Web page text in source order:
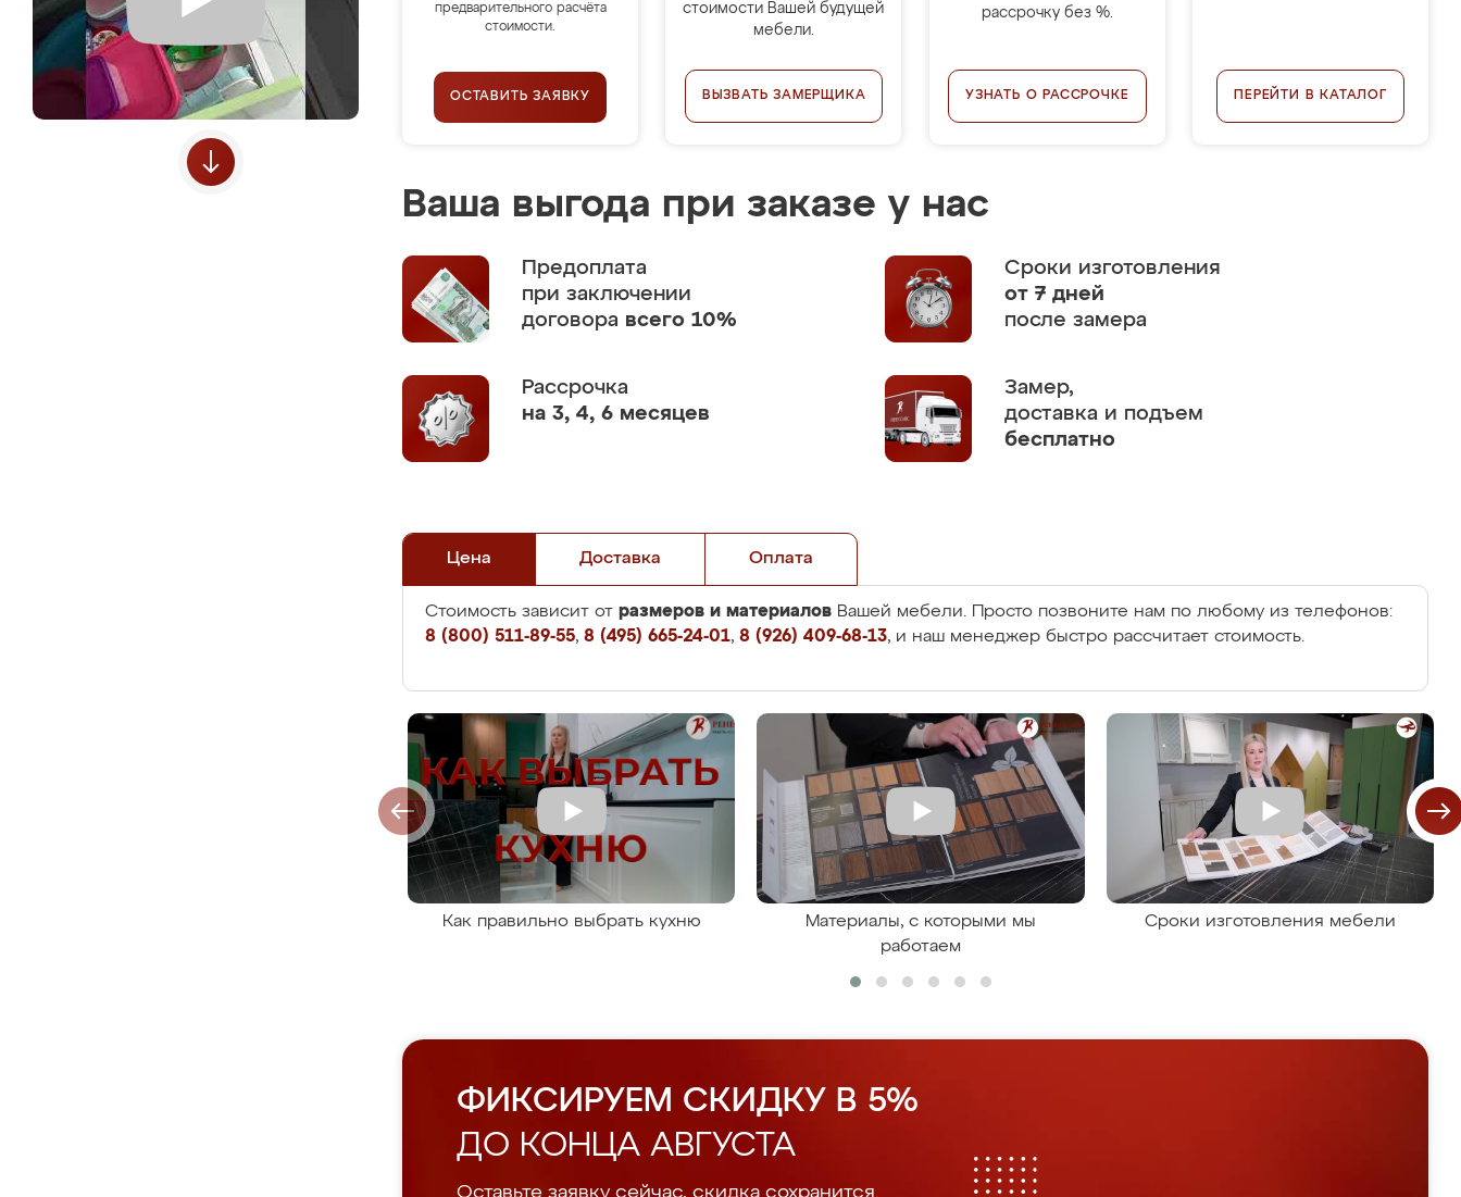
предварительного расчёта
стоимости.
ОСТАВИТЬ ЗАЯВКУ
стоимости Вашей будущей
мебели.
ВЫЗВАТЬ ЗАМЕРЩИКА
рассрочку без %.
УЗНАТЬ О РАССРОЧКЕ ПЕРЕЙТИ В КАТАЛОГ
Ваша выгода при заказе у нас
Предоплата
при заключении
договора всего 10%
Сроки изготовления
от 7 дней
после замера
Рассрочка
на 3, 4, 6 месяцев
Замер,
доставка и подъем
бесплатно
Цена Доставка Оплата
Стоимость зависит от размеров и материалов Вашей мебели. Просто позвоните нам по любому из телефонов:
8 (800) 511-89-55, 8 (495) 665-24-01, 8 (926) 409-68-13, и наш менеджер быстро рассчитает стоимость.
Как правильно выбрать кухню
Материалы, с которыми мы
работаем
Сроки изготовления мебели
ФИКСИРУЕМ СКИДКУ В 5%
ДО КОНЦА АВГУСТА
Оставьте заявку сейчас, скидка сохранится.